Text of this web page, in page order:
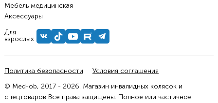
Мебель медицинская
Аксессуары
Для
взрослых
Политика безопасности
Условия соглашения
© Med-ob, 2017 - 2026. Магазин инвалидных колясок и
спецтоваров Все права защищены. Полное или частичное